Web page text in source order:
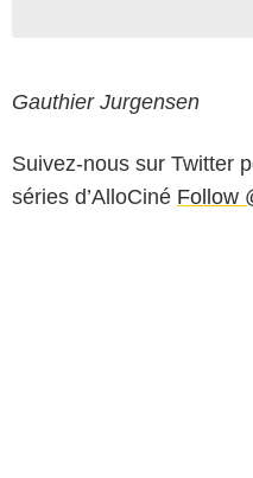
Gauthier Jurgensen
Suivez-nous sur Twitter
séries d’AlloCiné Follow